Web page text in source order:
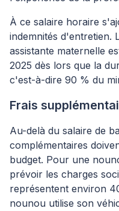
À ce salaire horaire
indemnités d'entretien.
assistante maternelle
2025 dès lors que la
c'est-à-dire 90 % du
Frais
Au-delà du salaire de
complémentaires
budget. Pour une
prévoir les charges
représentent environ
nounou utilise son